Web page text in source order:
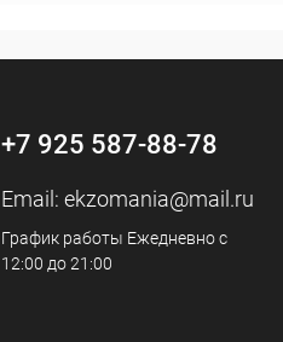
+7 925 587-88-78
Email: ekzomania@mail.ru
График работы Ежедневно с
12:00 до 21:00